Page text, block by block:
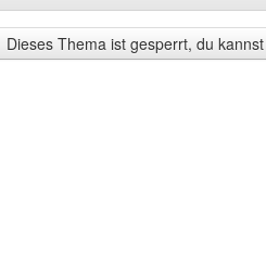
Dieses Thema ist gesperrt, du